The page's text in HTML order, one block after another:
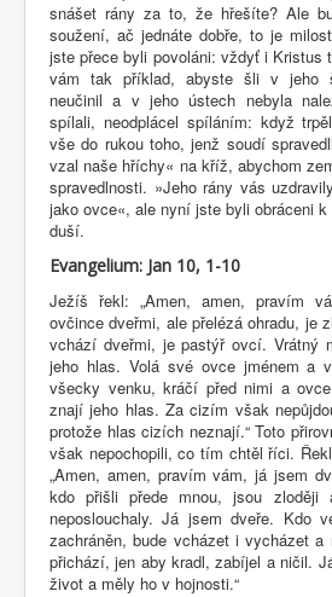
snášet rány za to, že hřešíte? Ale
soužení, ač jednáte dobře, to je
jste přece byli povoláni: vždyť i Kristus
vám tak příklad, abyste šli v jeho
neučinil a v jeho ústech nebyla
spílali, neodplácel spíláním: když
vše do rukou toho, jenž soudí
vzal naše hříchy« na kříž, abychom
spravedlnosti. »Jeho rány vás
jako ovce«, ale nyní jste byli obráceni
duší.
Evangelium: Jan 10, 1-10
Ježíš řekl: „Amen, amen, pravím
ovčince dveřmi, ale přelézá ohradu, je
vchází dveřmi, je pastýř ovcí. Vrátný
jeho hlas. Volá své ovce jménem a
všecky venku, kráčí před nimi a
znají jeho hlas. Za cizím však
protože hlas cizích neznají.“ Toto
však nepochopili, co tím chtěl říci.
„Amen, amen, pravím vám, já jsem
kdo přišli přede mnou, jsou
neposlouchaly. Já jsem dveře. Kdo
zachráněn, bude vcházet i vycházet a
přichází, jen aby kradl, zabíjel a ničil.
život a měly ho v hojnosti.“